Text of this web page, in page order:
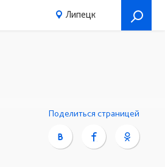
Липецк
Поделиться страницей